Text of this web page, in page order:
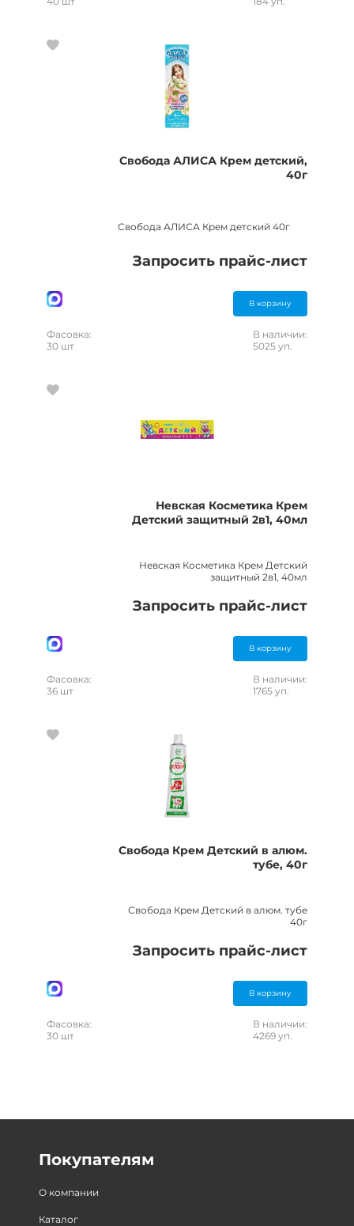
Свобода АЛИСА Крем детский,
40г
Свобода АЛИСА Крем детский 40г
Запросить прайс-лист
В корзину
Фасовка:
30 шт
В наличии:
5025 уп.
Невская Косметика Крем
Детский защитный 2в1, 40мл
Невская Косметика Крем Детский
защитный 2в1, 40мл
Запросить прайс-лист
В корзину
Фасовка:
36 шт
В наличии:
1765 уп.
Свобода Крем Детский в алюм.
тубе, 40г
Свобода Крем Детский в алюм. тубе
40г
Запросить прайс-лист
В корзину
Фасовка:
30 шт
В наличии:
4269 уп.
Покупателям
О компании
Каталог